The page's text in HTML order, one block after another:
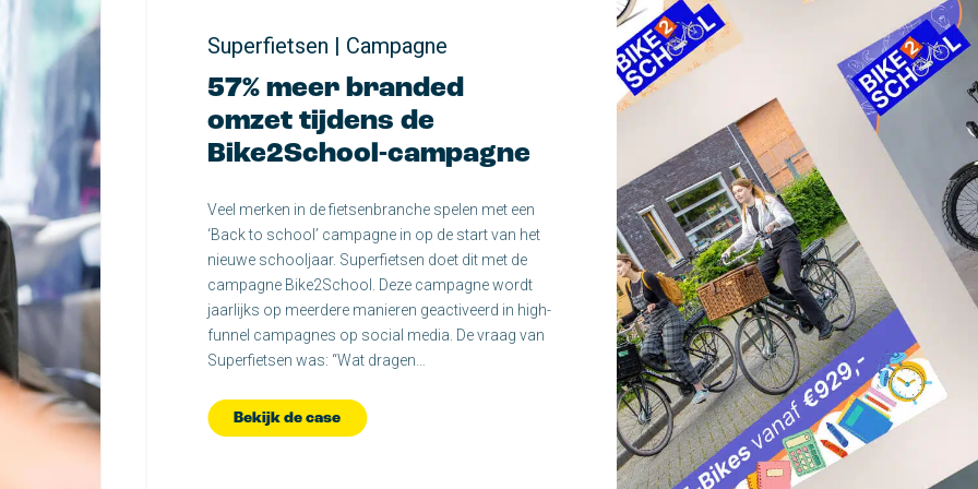
Superfietsen | Campagne
57% meer branded
omzet tijdens de
Bike2School-campagne
Veel merken in de fietsenbranche spelen met een
‘Back to school’ campagne in op de start van het
nieuwe schooljaar. Superfietsen doet dit met de
campagne Bike2School. Deze campagne wordt
jaarlijks op meerdere manieren geactiveerd in high-
funnel campagnes op social media. De vraag van
Superfietsen was: “Wat dragen…
Bekijk de case